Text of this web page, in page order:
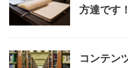
方達です
コンテン